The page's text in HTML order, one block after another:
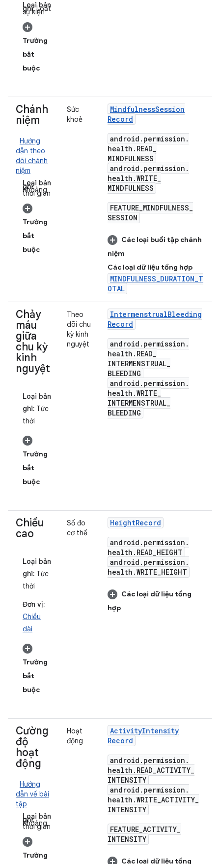
Loại bản
ghi:Loạt
sự kiện
Trường
bắt
buộc
Chánh
niệm
Hướng
dẫn theo
dõi chánh
niệm
Loại bản
ghi:
Khoảng
thời gian
Trường
bắt
buộc
Sức
khoẻ
MindfulnessSession
Record
android . permission .
health . READ_
MINDFULNESS
android . permission .
health .WRITE_
MINDFULNESS
FEATURE_MINDFULNESS_
SESSION
Các loại buổi tập chánh
niệm
Các loại dữ liệu tổng hợp
MINDFULNESS_DURATION_T
OTAL
Chảy
máu
giữa
chu kỳ
kinh
nguyệt
Loại bản
ghi: Tức
thời
Trường
bắt
buộc
Theo
dõi chu
kỳ kinh
nguyệt
IntermenstrualBleeding
Record
android . permission .
health . READ_
INTERMENSTRUAL_
BLEEDING
android . permission .
health .WRITE_
INTERMENSTRUAL_
BLEEDING
Chiều
cao
Loại bản
ghi: Tức
thời
Đơn vị:
Chiều
dài
Trường
bắt
buộc
Số đo
cơ thể
HeightRecord
android . permission .
health . READ_HEIGHT
android . permission .
health .WRITE_HEIGHT
Các loại dữ liệu tổng
hợp
Cường
độ
hoạt
động
Hướng
dẫn về bài
tập
Loại bản
ghi:
Khoảng
thời gian
Trường
Hoạt
động
ActivityIntensity
Record
android . permission .
health . READ_ACTIVITY_
INTENSITY
android . permission .
health .WRITE_ACTIVITY_
INTENSITY
FEATURE_ACTIVITY_
INTENSITY
Các loại dữ liệu tổng